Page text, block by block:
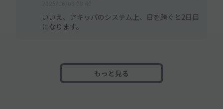
いいえ、アキッパのシステム上、日を跨ぐと2日目
になります。
もっと見る